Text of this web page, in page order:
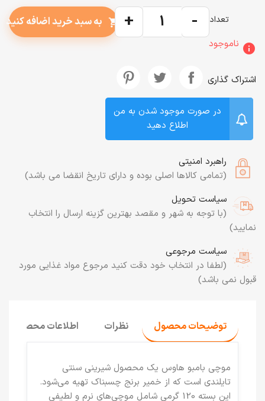
تعداد -
+
shopping_cart به سبد خرید اضافه کنید
info ناموجود
اشتراک گذاری
در صورت موجود شدن به من
اطلاع دهید
راهبرد امنیتی
(تمامی کالاها اصلی بوده و دارای تاریخ انقضا می باشد)
سیاست تحویل
(با توجه به شهر و مقصد بهترین گزینه ارسال را انتخاب
نمایید)
سیاست مرجوعی
(لطفا در انتخاب خود دقت کنید مرجوع مواد غذایی مورد
قبول نمی باشد)
توضیحات محصول نظرات اطلاعات محصول
موچی بامبو هاوس یک محصول شیرینی سنتی
تایلندی است که از خمیر برنج چسبناک تهیه می‌شود.
این بسته 120 گرمی شامل موچی‌های نرم و لطیفی